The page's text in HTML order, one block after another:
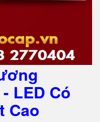
LED Có
Cao